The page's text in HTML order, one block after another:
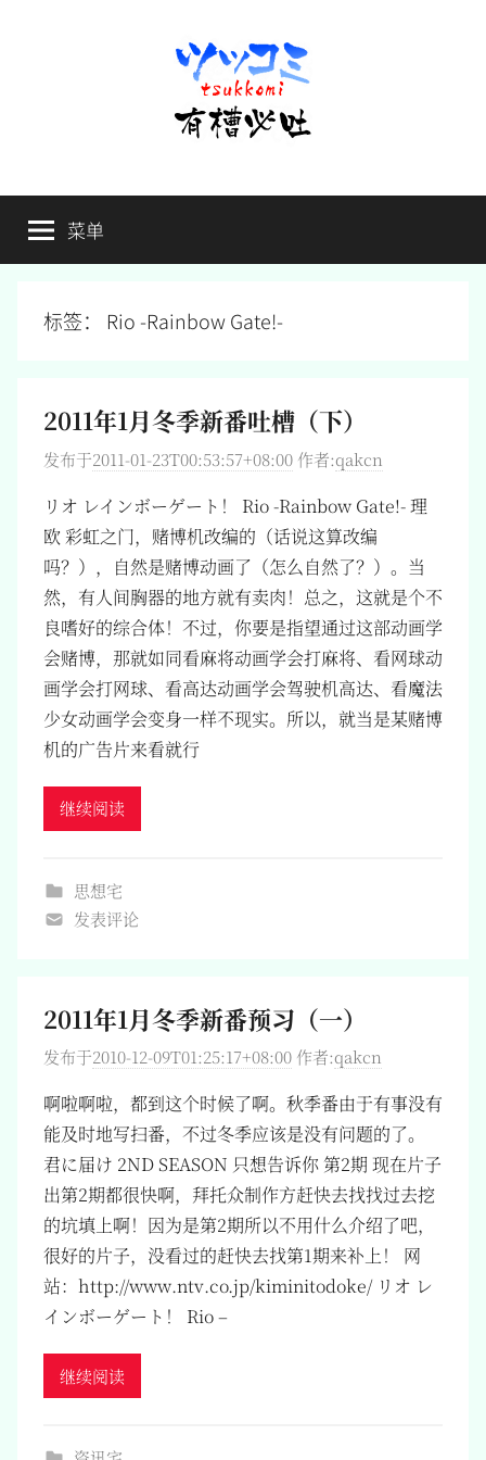
有
槽
必
槽，
毋
菜单
标签： Rio -Rainbow Gate!-
2011年1月冬季新番吐槽（下）
发布于2011-01-23T00:53:57+08:00 作者:qakcn
リオ レインボーゲート！ Rio -Rainbow Gate!- 理
欧 彩虹之门，赌博机改编的（话说这算改编
吗？），自然是赌博动画了（怎么自然了？）。当
然，有人间胸器的地方就有卖肉！总之，这就是个不
良嗜好的综合体！不过，你要是指望通过这部动画学
会赌博，那就如同看麻将动画学会打麻将、看网球动
画学会打网球、看高达动画学会驾驶机高达、看魔法
少女动画学会变身一样不现实。所以，就当是某赌博
机的广告片来看就行
继续阅读
思想宅
发表评论
2011年1月冬季新番预习（一）
发布于2010-12-09T01:25:17+08:00 作者:qakcn
啊啦啊啦，都到这个时候了啊。秋季番由于有事没有
能及时地写扫番，不过冬季应该是没有问题的了。
君に届け 2ND SEASON 只想告诉你 第2期 现在片子
出第2期都很快啊，拜托众制作方赶快去找找过去挖
的坑填上啊！因为是第2期所以不用什么介绍了吧，
很好的片子，没看过的赶快去找第1期来补上！ 网
站：http://www.ntv.co.jp/kiminitodoke/ リオ レ
インボーゲート！ Rio –
继续阅读